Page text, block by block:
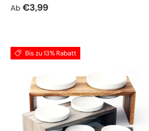
Normaler Preis
Ab €3,99
Bis zu 13% Rabatt